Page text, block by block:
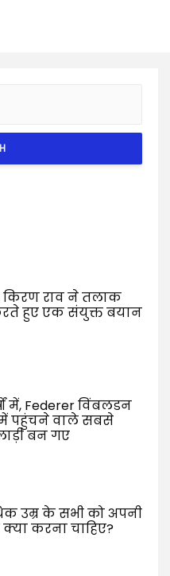
किरण राव ने तलाक
हुए एक संयुक्त बयान
में, Federer विंबलडन
में पहुंचने वाले सबसे
बन गए
उम्र के सभी को अपनी
करना चाहिए?